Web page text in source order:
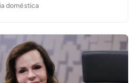
doméstica